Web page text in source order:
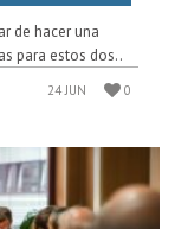
de hacer una
para estos dos..
24 JUN 0